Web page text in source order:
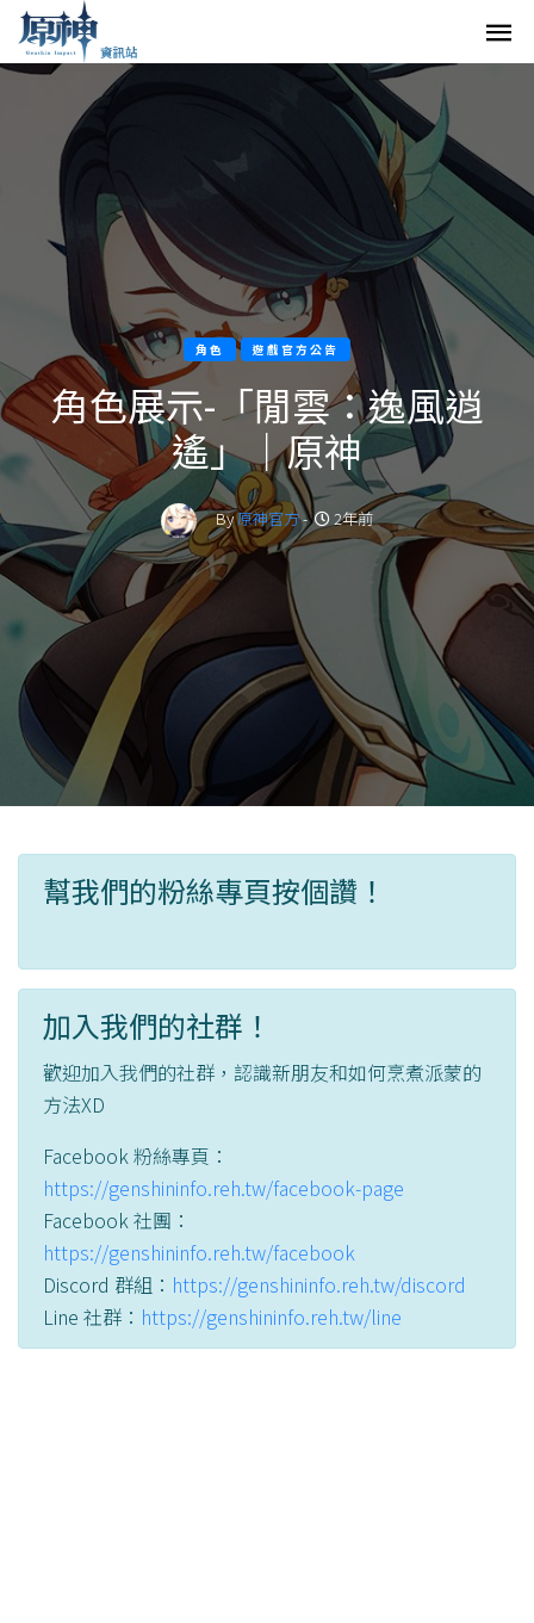
角色 遊戲官方公告
角色展示-「閒雲：逸風逍
遙」｜原神
By原神官方- 2年前
幫我們的粉絲專頁按個讚！
加入我們的社群！
歡迎加入我們的社群，認識新朋友和如何烹煮派蒙的
方法XD
Facebook 粉絲專頁：
https://genshininfo.reh.tw/facebook-page
Facebook 社團：
https://genshininfo.reh.tw/facebook
Discord 群組： https://genshininfo.reh.tw/discord
Line 社群： https://genshininfo.reh.tw/line